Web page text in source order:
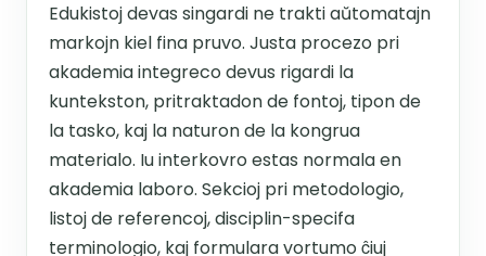
Edukistoj devas singardi ne trakti aŭtomatajn
markojn kiel fina pruvo. Justa procezo pri
akademia integreco devus rigardi la
kuntekston, pritraktadon de fontoj, tipon de
la tasko, kaj la naturon de la kongrua
materialo. Iu interkovro estas normala en
akademia laboro. Sekcioj pri metodologio,
listoj de referencoj, disciplin-specifa
terminologio, kaj formulara vortumo ĉiuj